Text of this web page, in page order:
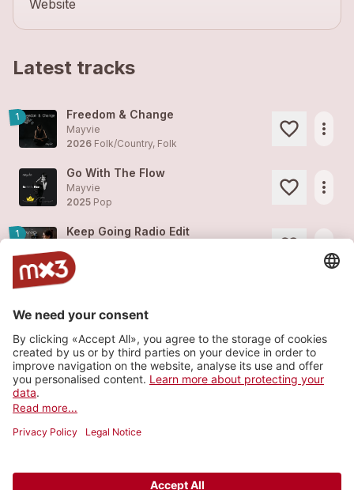
Website
Latest tracks
1 Freedom & Change
Mayvie
2026 Folk/Country, Folk
more_horiz
Go With The Flow
Mayvie
2025 Pop
more_horiz
1 Keep Going Radio Edit
2025
1
2024Pop
Step By Step (Ukulele Remake)
Mayvie
2023Pop
more_horiz